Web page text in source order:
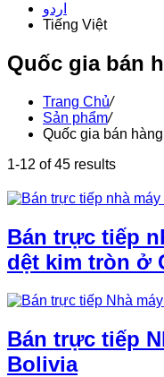
اردو
Tiếng Việt
Quốc gia bán
Trang Chủ/
Sản phẩm/
Quốc gia bán
1-12 of 45 results
Bán trực tiếp
dệt kim tròn ở
Bán trực tiếp
Bolivia